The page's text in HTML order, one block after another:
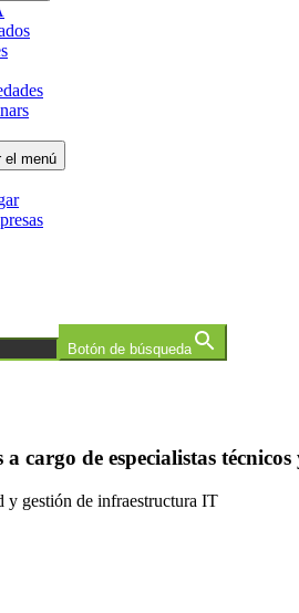
el menú
Botón de búsqueda
cargo de especialistas
y gestión de infraestructura IT